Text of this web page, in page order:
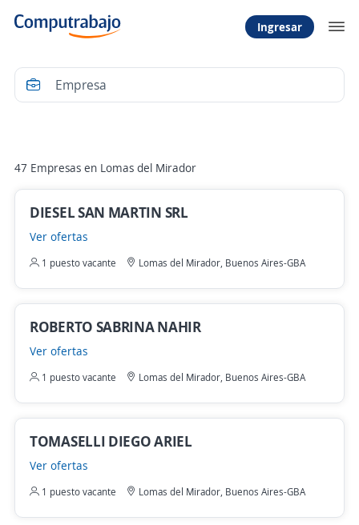
Ingresar
47 Empresas en Lomas del Mirador
DIESEL SAN MARTIN SRL
Ver ofertas
1 puesto vacante Lomas del Mirador, Buenos Aires-GBA
ROBERTO SABRINA NAHIR
Ver ofertas
1 puesto vacante Lomas del Mirador, Buenos Aires-GBA
TOMASELLI DIEGO ARIEL
Ver ofertas
1 puesto vacante Lomas del Mirador, Buenos Aires-GBA